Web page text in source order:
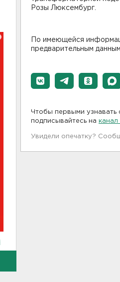
Розы Люксембург.
По имеющейся
предварительным
Чтобы первыми узнавать
подписывайтесь на канал
Увидели опечатку?